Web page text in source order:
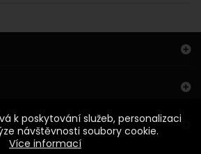
k poskytování služeb, personalizaci
návštěvnosti soubory cookie.
Více informací